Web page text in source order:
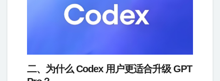
二、为什么 Codex 用户更适合升级 GPT